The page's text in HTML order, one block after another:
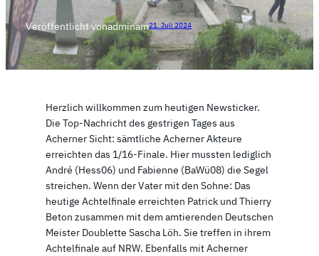
Veröffentlicht vonadminam21. Juli 2024
Herzlich willkommen zum heutigen Newsticker.
Die Top-Nachricht des gestrigen Tages aus
Acherner Sicht: sämtliche Acherner Akteure
erreichten das 1/16-Finale. Hier mussten lediglich
André (Hess06) und Fabienne (BaWü08) die Segel
streichen. Wenn der Vater mit den Sohne: Das
heutige Achtelfinale erreichten Patrick und Thierry
Beton zusammen mit dem amtierenden Deutschen
Meister Doublette Sascha Löh. Sie treffen in ihrem
Achtelfinale auf NRW. Ebenfalls mit Acherner